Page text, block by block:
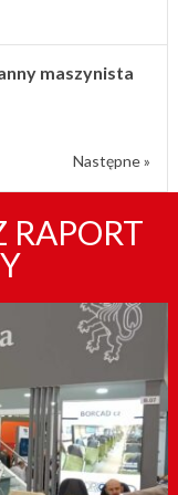
maszynista
Następne »
RAPORT